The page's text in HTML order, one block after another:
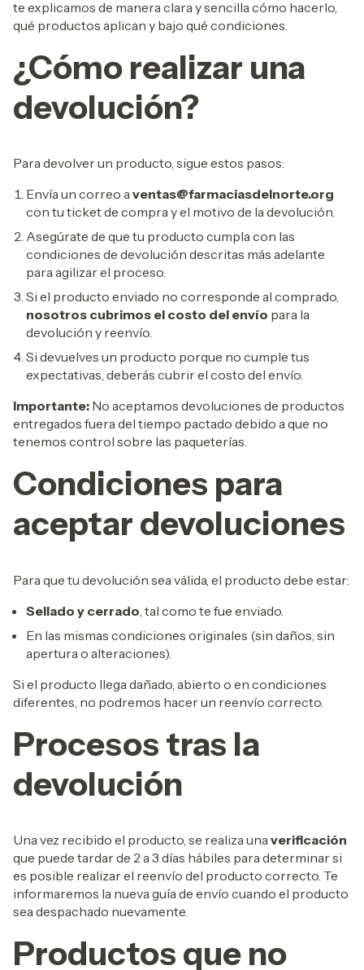
te explicamos de manera clara y sencilla cómo hacerlo,
qué productos aplican y bajo qué condiciones.
¿Cómo realizar una
devolución?
Para devolver un producto, sigue estos pasos:
Envía un correo aventas@farmaciasdelnorte.org
con tu ticket de compra y el motivo de la devolución.
Asegúrate de que tu producto cumpla con las
condiciones de devolución descritas más adelante
para agilizar el proceso.
Si el producto enviado no corresponde al comprado,
nosotros cubrimos el costo del envío para la
devolución y reenvío.
Si devuelves un producto porque no cumple tus
expectativas, deberás cubrir el costo del envío.
Importante: No aceptamos devoluciones de productos
entregados fuera del tiempo pactado debido a que no
tenemos control sobre las paqueterías.
Condiciones para
aceptar devoluciones
Para que tu devolución sea válida, el producto debe estar:
Sellado y cerrado , tal como te fue enviado.
En las mismas condiciones originales (sin daños, sin
apertura o alteraciones).
Si el producto llega dañado, abierto o en condiciones
diferentes, no podremos hacer un reenvío correcto.
Procesos tras la
devolución
Una vez recibido el producto, se realiza una verificación
que puede tardar de 2 a 3 días hábiles para determinar si
es posible realizar el reenvío del producto correcto. Te
informaremos la nueva guía de envío cuando el producto
sea despachado nuevamente.
Productos que no